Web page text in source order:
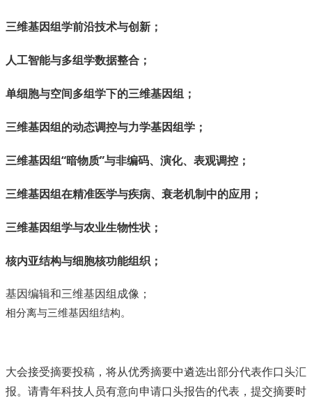
三维基因组学前沿技术与创新；
人工智能与多组学数据整合；
单细胞与空间多组学下的三维基因组；
三维基因组的动态调控与力学基因组学；
三维基因组“暗物质”与非编码、演化、表观调控；
三维基因组在精准医学与疾病、衰老机制中的应用；
三维基因组学与农业生物性状；
核内亚结构与细胞核功能组织；
基因编辑和三维基因组成像；
相分离与三维基因组结构。
大会接受摘要投稿，将从优秀摘要中遴选出部分代表作口头汇
报。请青年科技人员有意向申请口头报告的代表，提交摘要时